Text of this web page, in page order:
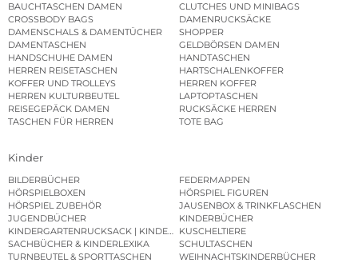
BAUCHTASCHEN DAMEN
CLUTCHES UND MINIBAGS
CROSSBODY BAGS
DAMENRUCKSÄCKE
DAMENSCHALS & DAMENTÜCHER
SHOPPER
DAMENTASCHEN
GELDBÖRSEN DAMEN
HANDSCHUHE DAMEN
HANDTASCHEN
HERREN REISETASCHEN
HARTSCHALENKOFFER
KOFFER UND TROLLEYS
HERREN KOFFER
HERREN KULTURBEUTEL
LAPTOPTASCHEN
REISEGEPÄCK DAMEN
RUCKSÄCKE HERREN
TASCHEN FÜR HERREN
TOTE BAG
Kinder
BILDERBÜCHER
FEDERMAPPEN
HÖRSPIELBOXEN
HÖRSPIEL FIGUREN
HÖRSPIEL ZUBEHÖR
JAUSENBOX & TRINKFLASCHEN
JUGENDBÜCHER
KINDERBÜCHER
KINDERGARTENRUCKSACK | KINDERGARTENBEUTEL
KUSCHELTIERE
SACHBÜCHER & KINDERLEXIKA
SCHULTASCHEN
TURNBEUTEL & SPORTTASCHEN
WEIHNACHTSKINDERBÜCHER